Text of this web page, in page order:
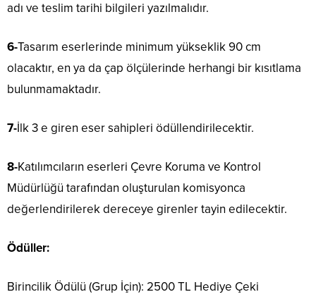
adı ve teslim tarihi bilgileri yazılmalıdır.
6-Tasarım eserlerinde minimum yükseklik 90 cm
olacaktır, en ya da çap ölçülerinde herhangi bir kısıtlama
bulunmamaktadır.
7-İlk 3 e giren eser sahipleri ödüllendirilecektir.
8-Katılımcıların eserleri Çevre Koruma ve Kontrol
Müdürlüğü tarafından oluşturulan komisyonca
değerlendirilerek dereceye girenler tayin edilecektir.
Ödüller:
Birincilik Ödülü (Grup İçin): 2500 TL Hediye Çeki